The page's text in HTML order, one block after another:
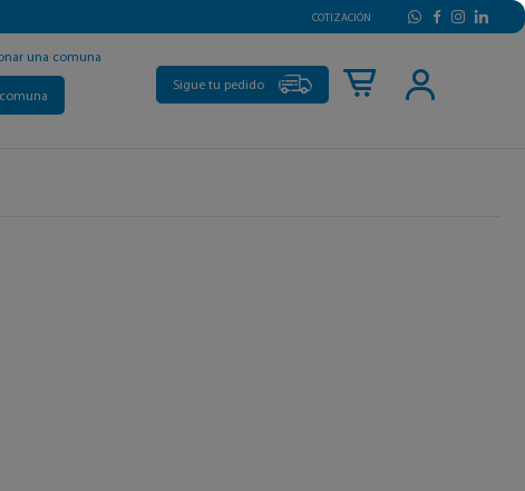
COTIZACIÓN
una comuna
Sigue tu pedido